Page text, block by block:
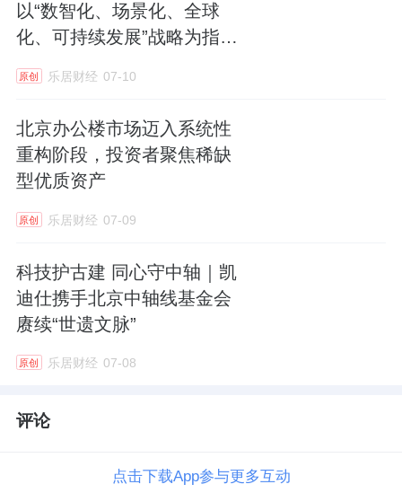
以“数智化、场景化、全球
化、可持续发展”战略为指
原创 乐居财经 07-10
北京办公楼市场迈入系统性
重构阶段，投资者聚焦稀缺
型优质资产
原创 乐居财经 07-09
科技护古建 同心守中轴｜凯
迪仕携手北京中轴线基金会
赓续“世遗文脉”
原创 乐居财经 07-08
评论
点击下载App参与更多互动